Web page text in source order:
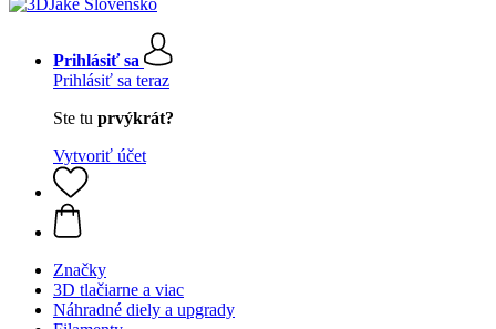
Prihlásiť sa
Prihlásiť sa teraz
Ste tu prvýkrát?
Vytvoriť účet
Značky
3D tlačiarne a viac
Náhradné diely a upgrady